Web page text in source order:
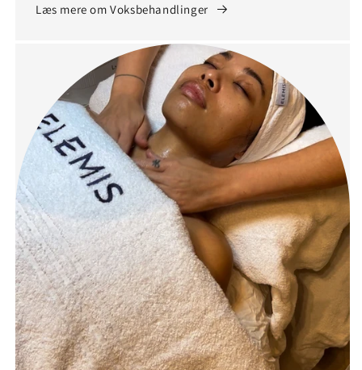
Læs mere om Voksbehandlinger